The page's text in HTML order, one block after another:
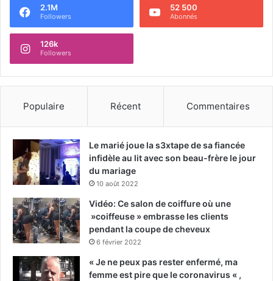
2.1M
Followers
52 500
Abonnés
126k
Followers
Populaire Récent Commentaires
Le marié joue la s3xtape de sa fiancée
infidèle au lit avec son beau-frère le jour
du mariage
10 août 2022
Vidéo: Ce salon de coiffure où une
»coiffeuse » embrasse les clients
pendant la coupe de cheveux
6 février 2022
« Je ne peux pas rester enfermé, ma
femme est pire que le coronavirus « ,